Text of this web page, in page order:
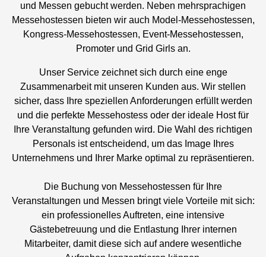
und Messen gebucht werden. Neben mehrsprachigen
Messehostessen bieten wir auch Model-Messehostessen,
Kongress-Messehostessen, Event-Messehostessen,
Promoter und Grid Girls an.
Unser Service zeichnet sich durch eine enge
Zusammenarbeit mit unseren Kunden aus. Wir stellen
sicher, dass Ihre speziellen Anforderungen erfüllt werden
und die perfekte Messehostess oder der ideale Host für
Ihre Veranstaltung gefunden wird. Die Wahl des richtigen
Personals ist entscheidend, um das Image Ihres
Unternehmens und Ihrer Marke optimal zu repräsentieren.
Die Buchung von Messehostessen für Ihre
Veranstaltungen und Messen bringt viele Vorteile mit sich:
ein professionelles Auftreten, eine intensive
Gästebetreuung und die Entlastung Ihrer internen
Mitarbeiter, damit diese sich auf andere wesentliche